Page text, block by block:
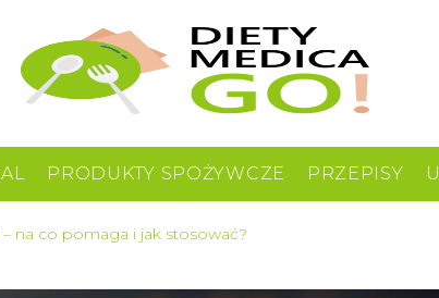
PRODUKTY SPOŻYWCZE PRZEPISY
na co pomaga i jak stosować?